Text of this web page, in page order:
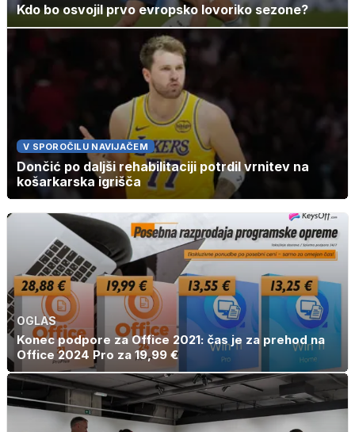
Kdo bo osvojil prvo evropsko lovoriko sezone?
V SPOROČILU NAVIJAČEM
Dončić po daljši rehabilitaciji potrdil vrnitev na
košarkarska igrišča
OGLAS
Konec podpore za Office 2021: čas je za prehod na
Office 2024 Pro za 19,99 €